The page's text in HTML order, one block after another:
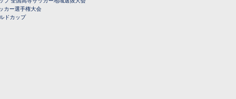
カー選手権大会
ドカップ